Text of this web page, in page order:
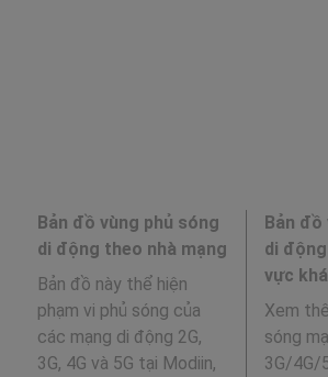
Bản đồ vùng phủ sóng
di động theo nhà mạng
Bản đồ này thể hiện
phạm vi phủ sóng của
các mạng di động 2G,
3G, 4G và 5G tại Modiin,
Bản đồ
di
vực
Xem
sóng
3G/4G/